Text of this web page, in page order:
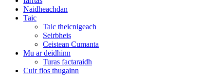
Naidheachdan
Taic
Taic theicnigeach
Seirbheis
Ceistean Cumanta
Mu ar deidhinn
Turas factaraidh
Cuir fios thugainn